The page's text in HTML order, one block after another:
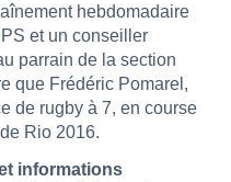
hebdomadaire
et un conseiller
parrain de la section
que Frédéric Pomarel,
de rugby à 7, en course
Rio 2016.
informations